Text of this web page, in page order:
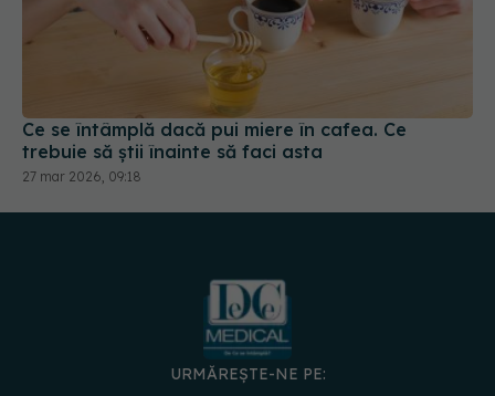
Ce se întâmplă dacă pui miere în cafea. Ce
trebuie să știi înainte să faci asta
27 mar 2026, 09:18
URMĂREȘTE-NE PE: